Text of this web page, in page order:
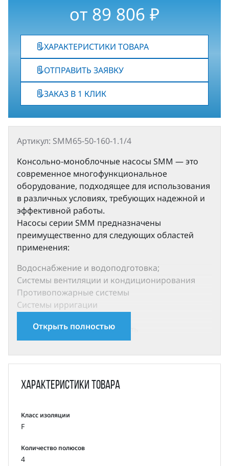
от 89 806 ₽
ХАРАКТЕРИСТИКИ ТОВАРА
ОТПРАВИТЬ ЗАЯВКУ
ЗАКАЗ В 1 КЛИК
Артикул: SMM65-50-160-1.1/4
Консольно-моноблочные насосы SMM — это
современное многофункциональное
оборудование, подходящее для использования
в различных условиях, требующих надежной и
эффективной работы.
Насосы серии SMM предназначены
преимущественно для следующих областей
применения:
Водоснабжение и водоподготовка;
Системы вентиляции и кондиционирования
Противопожарные системы
Системы ирригации
Химическая промышленность
и четырехполюсными электродвигателями
охлаждением со следующими электрическими
Степень защиты: IP55
Класс изоляции: F
Класс энергоэффективности: IE2 (IE3 по запросу)
Частота: 50 Гц
Открыть полностью
Характеристики товара
Класс изоляции
F
Количество полюсов
4